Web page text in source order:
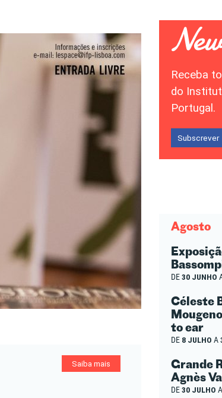
Saiba mais
Receba
do
Portugal.
Subscrever
Agosto
DE30 JUNHO
Céleste
to ear
DE 8 JULHO A
Grande
Agnès
DE30 JULHO A